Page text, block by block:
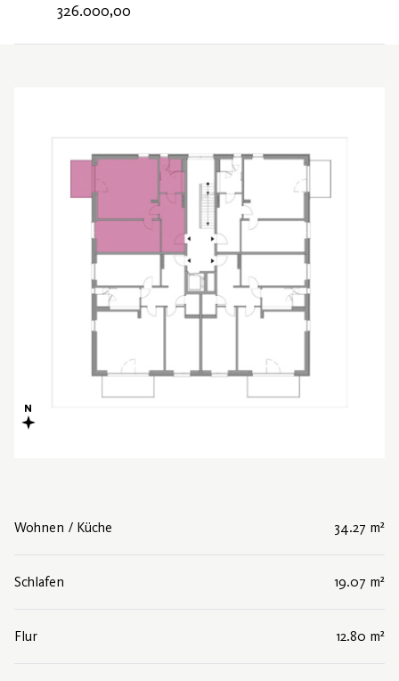
326.000,00
Wohnen / Küche 34.27 m²
Schlafen 19.07 m²
Flur 12.80 m²